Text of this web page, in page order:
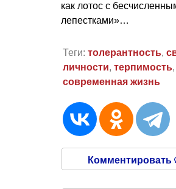
как лотос с
лепестками»…
Теги: толерантность,
личности, терпимость,
современная жизнь
Комментировать